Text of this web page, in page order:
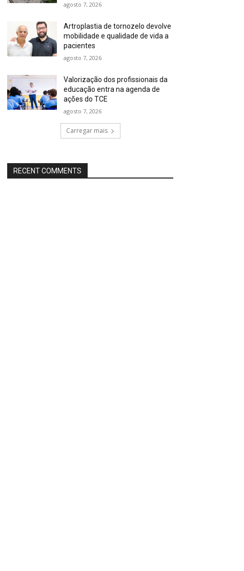
agosto 7, 2026
Artroplastia de tornozelo devolve
mobilidade e qualidade de vida a
pacientes
agosto 7, 2026
Valorização dos profissionais da
educação entra na agenda de
ações do TCE
agosto 7, 2026
Carregar mais
RECENT COMMENTS